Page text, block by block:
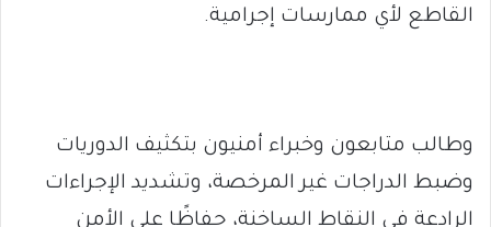
القاطع لأي ممارسات إجرامية.
وطالب متابعون وخبراء أمنيون بتكثيف الدوريات
وضبط الدراجات غير المرخصة، وتشديد الإجراءات
الرادعة في النقاط الساخنة، حفاظًا على الأمن